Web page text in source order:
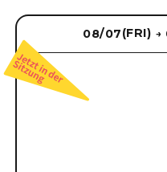
08/07(FRI) →